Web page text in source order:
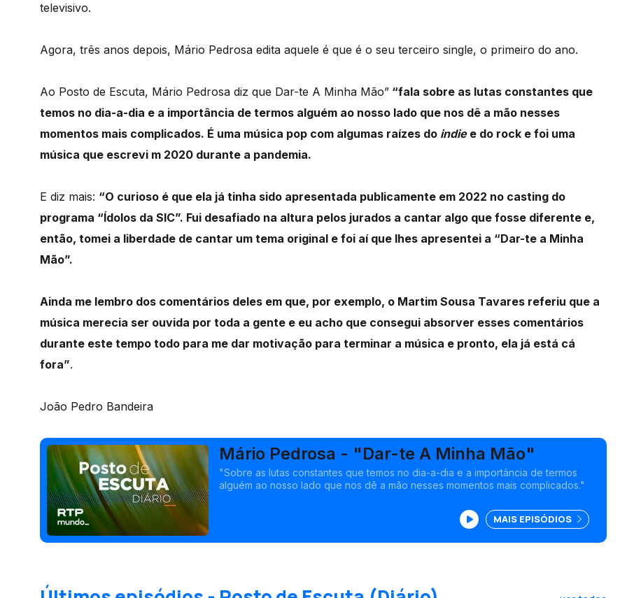
televisivo.
Agora, três anos depois, Mário Pedrosa edita aquele é que é o seu terceiro single, o primeiro do ano.
Ao Posto de Escuta, Mário Pedrosa diz que Dar-te A Minha Mão” “fala sobre as lutas constantes que
temos no dia-a-dia e a importância de termos alguém ao nosso lado que nos dê a mão nesses
momentos mais complicados. É uma música pop com algumas raízes do indiee do rock e foi uma
música que escrevi m 2020 durante a pandemia.
E diz mais: “O curioso é que ela já tinha sido apresentada publicamente em 2022 no casting do
programa “Ídolos da SIC”. Fui desafiado na altura pelos jurados a cantar algo que fosse diferente e,
então, tomei a liberdade de cantar um tema original e foi aí que lhes apresentei a “Dar-te a Minha
Mão”.
Ainda me lembro dos comentários deles em que, por exemplo, o Martim Sousa Tavares referiu que a
música merecia ser ouvida por toda a gente e eu acho que consegui absorver esses comentários
durante este tempo todo para me dar motivação para terminar a música e pronto, ela já está cá
fora”.
João Pedro Bandeira
Mário Pedrosa - "Dar-te A Minha Mão"
"Sobre as lutas constantes que temos no dia-a-dia e a importância de termos
alguém ao nosso lado que nos dê a mão nesses momentos mais complicados."
MAIS EPISÓDIOS